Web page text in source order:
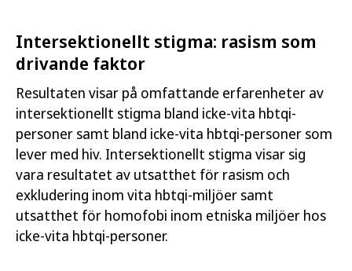
Intersektionellt stigma: rasism som
drivande faktor
Resultaten visar på omfattande erfarenheter av
intersektionellt stigma bland icke-vita hbtqi-
personer samt bland icke-vita hbtqi-personer som
lever med hiv. Intersektionellt stigma visar sig
vara resultatet av utsatthet för rasism och
exkludering inom vita hbtqi-miljöer samt
utsatthet för homofobi inom etniska miljöer hos
icke-vita hbtqi-personer.
Öppna publikationen
Läs publikation